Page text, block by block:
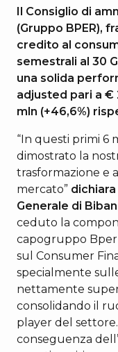
Il Consiglio di
(Gruppo BPER),
credito al
semestrali al 30
una solida
adjusted pari a €
mln (+46,6%)
“In questi primi 6
dimostrato la
trasformazione e
mercato”
Generale di
ceduto la
capogruppo
sul Consumer
specialmente
nettamente
consolidando il
player del
conseguenza